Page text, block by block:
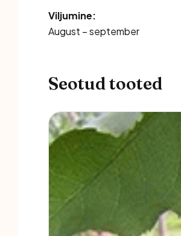
Viljumine:
August – september
Seotud tooted